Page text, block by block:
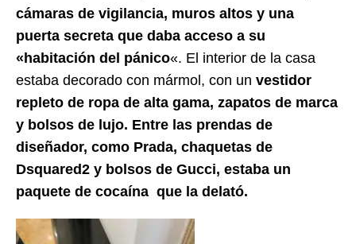
cámaras de vigilancia, muros altos y una
puerta secreta que daba acceso a su
«habitación del pánico«. El interior de la casa
estaba decorado con mármol, con un vestidor
repleto de ropa de alta gama, zapatos de marca
y bolsos de lujo. Entre las prendas de
diseñador, como Prada, chaquetas de
Dsquared2 y bolsos de Gucci, estaba un
paquete de cocaína que la delató.